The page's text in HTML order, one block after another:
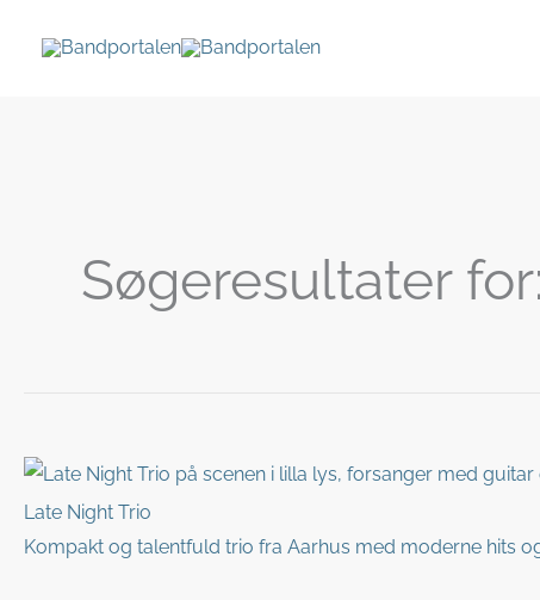
Søgeresultater for:
Late Night Trio
Kompakt og talentfuld trio fra Aarhus med moderne hits